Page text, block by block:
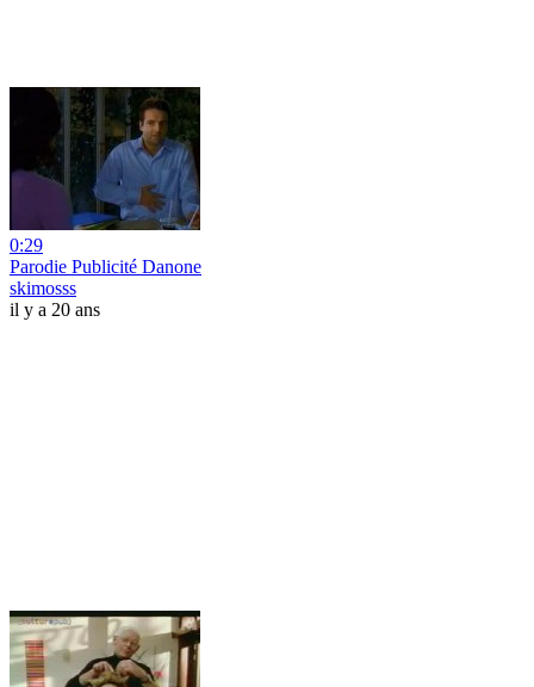
0:29
Parodie Publicité Danone
skimosss
il y a 20 ans